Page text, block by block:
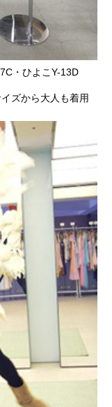
・ひよこY-13D
ズから大人も着用